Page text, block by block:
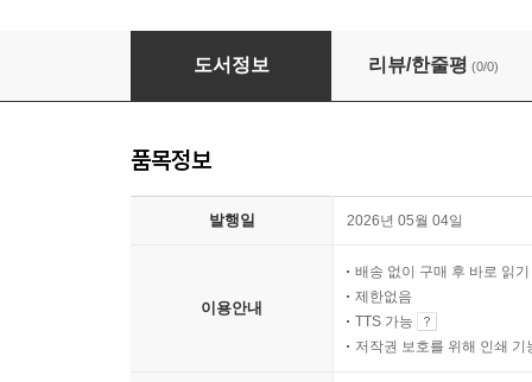
빛의 속도를 측정한 과학자들
도서정보 리뷰/한줄평 (0/0)
품목정보
발행일 2026년 05월 04일
이용안내
배송 없이 구매 후 바로 읽기
제한없음
TTS 가능
저작권 보호를 위해 인쇄 기